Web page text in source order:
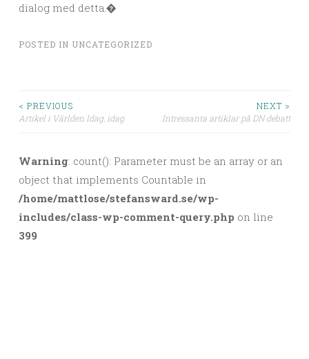
dialog med detta.�
POSTED IN UNCATEGORIZED
Post navigation
< PREVIOUS
Artikel i Världen Idag, idag
NEXT >
Intressanta artiklar på DN debatt
Warning: count(): Parameter must be an array or an
object that implements Countable in
/home/mattlose/stefansward.se/wp-
includes/class-wp-comment-query.php on line
399